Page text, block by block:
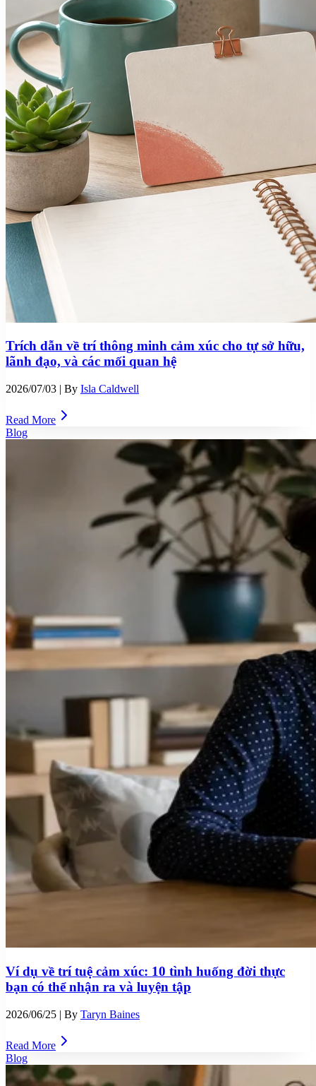
Trích dẫn về trí thông minh cảm xúc cho tự sở hữu,
lãnh đạo, và các mối quan hệ
2026/07/03 | By Isla Caldwell
Read More
Blog
Ví dụ về trí tuệ cảm xúc: 10 tình huống đời thực
bạn có thể nhận ra và luyện tập
2026/06/25 | By Taryn Baines
Read More
Blog